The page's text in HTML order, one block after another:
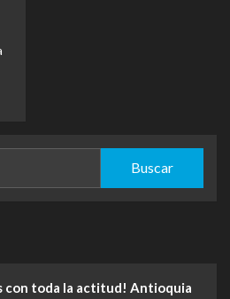
con toda la actitud! Antioquia